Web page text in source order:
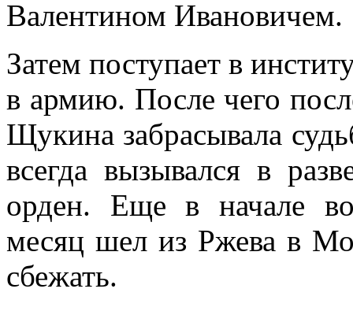
Валентином Ивановичем.
Затем поступает в
в армию. После чего
Щукина забрасывала
всегда вызывался в
орден. Еще в начале
месяц шел из Ржева в
сбежать.